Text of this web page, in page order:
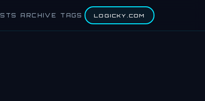
ARCHIVE TAGS LOGICKY.COM